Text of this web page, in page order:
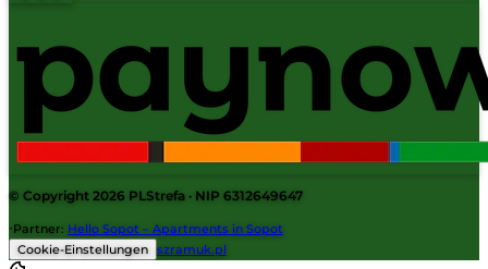
© Copyright 2026 PLStrefa · NIP 6312649647
·Partner: Hello Sopot – Apartments in Sopot
Cookie-Einstellungen szramuk.pl